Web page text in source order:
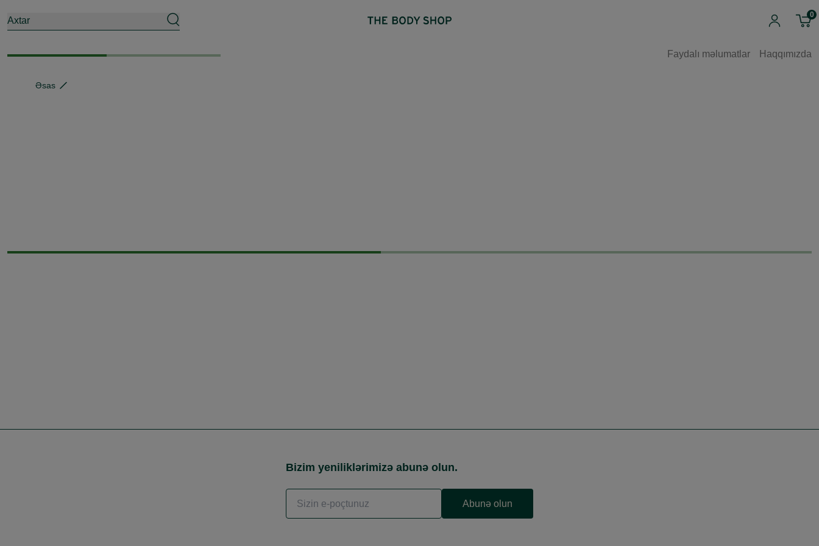
Axtar
0
Faydalı məlumatlar Haqqımızda
Əsas
Bizim yeniliklərimizə abunə olun.
Abunə olun